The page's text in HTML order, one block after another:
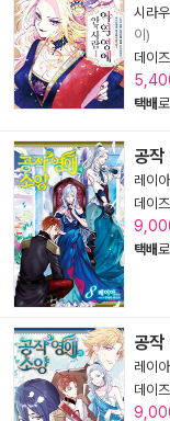
시라
이)
데이
택배
공작
레이아
데이
택배
공작
레이아
데이